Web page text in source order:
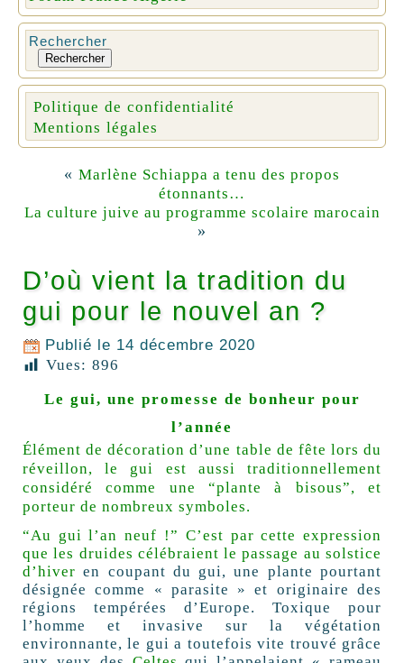
Rechercher
Rechercher
Politique de confidentialité
Mentions légales
« Marlène Schiappa a tenu des propos
étonnants…
La culture juive au programme scolaire marocain
»
D’où vient la tradition du
gui pour le nouvel an ?
Publié le 14 décembre 2020
Vues: 896
Le gui, une promesse de bonheur pour
l’année
Élément de décoration d’une table de fête lors du
réveillon, le gui est aussi traditionnellement
considéré comme une “plante à bisous”, et
porteur de nombreux symboles.
“Au gui l’an neuf !” C’est par cette expression
que les druides célébraient le passage au solstice
d’hiver en coupant du gui, une plante pourtant
désignée comme « parasite » et originaire des
régions tempérées d’Europe. Toxique pour
l’homme et invasive sur la végétation
environnante, le gui a toutefois vite trouvé grâce